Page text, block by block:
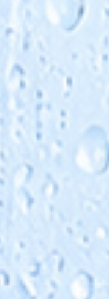
auf den
erforderliche
Wasseranalyse,
Betriebsweise ab.
sichere Zugabe
Dosierpumpe
sind eine
im Zulauf und
Membrananlage,
Membrantyp, zur
etablierter
sollten